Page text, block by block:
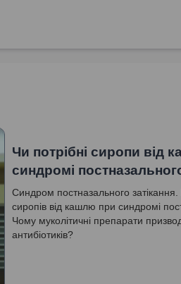
Чи потрібні сиропи від
синдромі
Синдром постназального
сиропів від кашлю при синдромі
Чому муколітичні препарати
антибіотиків?